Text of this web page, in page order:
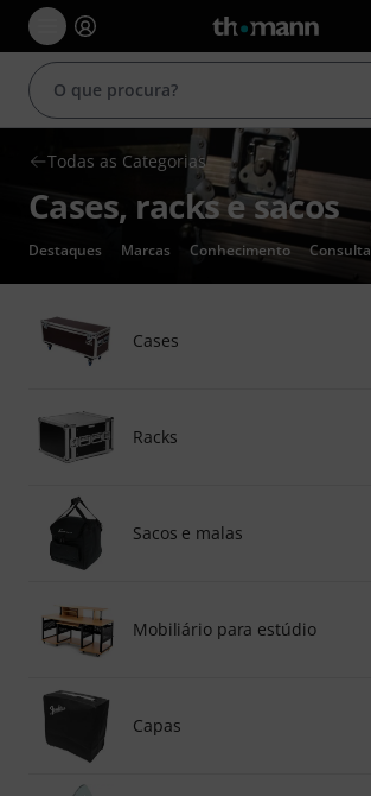
Todas as Categorias
Cases, racks e sacos
Destaques Marcas Conhecimento Consulta
Cases
Racks
Sacos e malas
Mobiliário para estúdio
Capas